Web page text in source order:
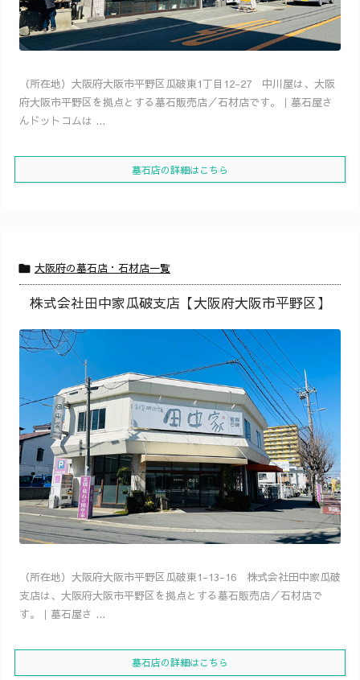
（所在地）大阪府大阪市平野区瓜破東1丁目12-27 中川屋は、大阪
府大阪市平野区を拠点とする墓石販売店／石材店です。｜墓石屋さ
んドットコムは ...
墓石店の詳細はこちら
 大阪府の墓石店・石材店一覧
株式会社田中家瓜破支店【大阪府大阪市平野区】
（所在地）大阪府大阪市平野区瓜破東1-13-16 株式会社田中家瓜破
支店は、大阪府大阪市平野区を拠点とする墓石販売店／石材店で
す。｜墓石屋さ ...
墓石店の詳細はこちら